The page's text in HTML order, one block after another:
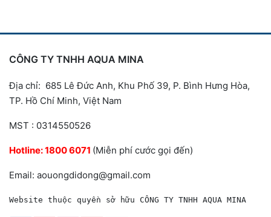
CÔNG TY TNHH AQUA MINA
Địa chỉ: 685 Lê Đức Anh, Khu Phố 39, P. Bình Hưng Hòa,
TP. Hồ Chí Minh, Việt Nam
MST : 0314550526
Hotline:1800 6071 (Miễn phí cước gọi đến)
Email: aouongdidong@gmail.com
Website thuộc quyền sở hữu CÔNG TY TNHH AQUA MINA